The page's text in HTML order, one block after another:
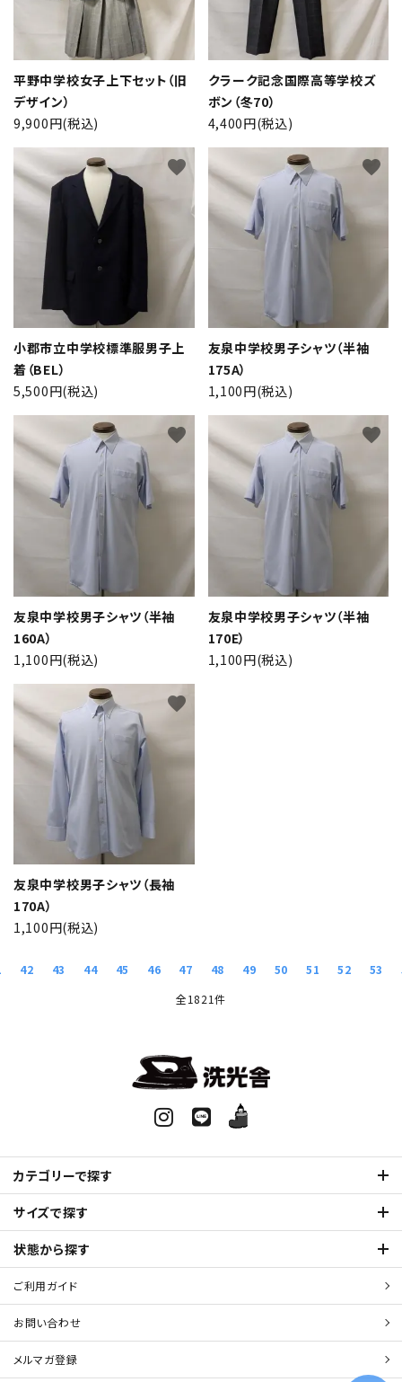
平野中学校女子上下セット（旧
デザイン）
9,900円(税込)
クラーク記念国際高等学校ズ
ボン（冬70）
4,400円(税込)
小郡市立中学校標準服男子上
着（BEL）
5,500円(税込)
favorite
友泉中学校男子シャツ（半袖
175A）
1,100円(税込)
favorite
友泉中学校男子シャツ（半袖
160A）
1,100円(税込)
favorite
友泉中学校男子シャツ（半袖
170E）
1,100円(税込)
favorite
友泉中学校男子シャツ（長袖
170A）
1,100円(税込)
favorite
42 43 44 45 46 47 48 49 50 51 52 53
全1821件
キーワード
カテゴリー
close
カテゴリーで探す
サイズで探す
状態から探す
ご利用ガイド
お問い合わせ
メルマガ登録